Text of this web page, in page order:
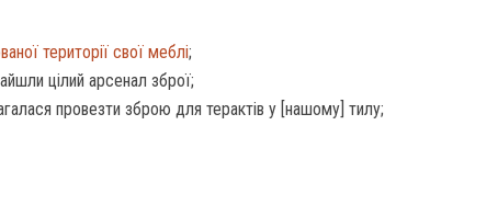
території свої меблі;
цілий арсенал зброї;
провезти зброю для терактів у [нашому] тилу;